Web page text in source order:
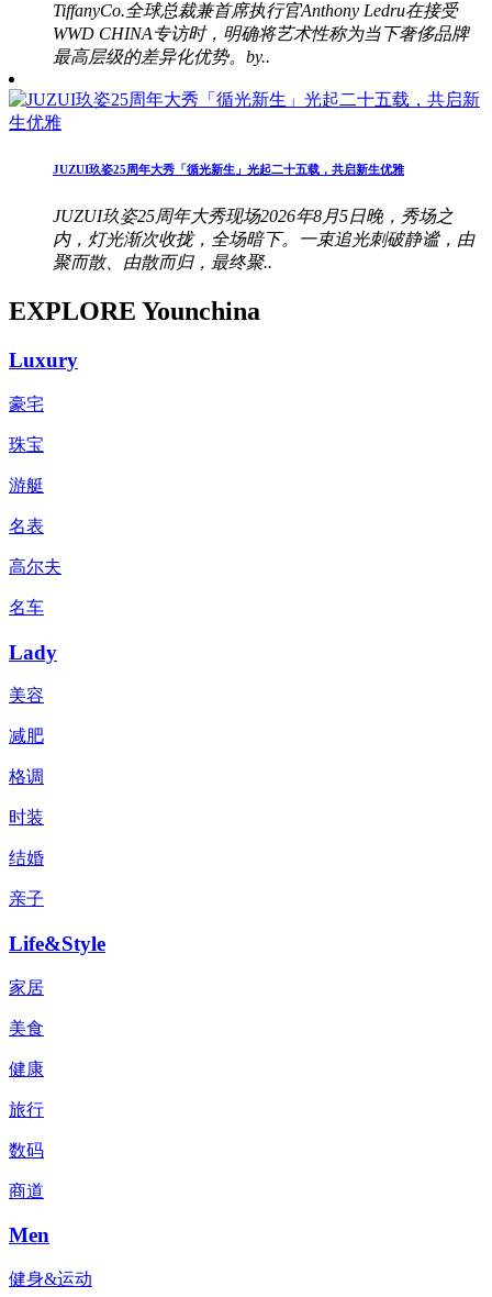
TiffanyCo.全球总裁兼首席执行官Anthony Ledru在接受
WWD CHINA专访时，明确将艺术性称为当下奢侈品牌
最高层级的差异化优势。by..
JUZUI玖姿25周年大秀「循光新生」光起二十五载，共启新生优雅
JUZUI玖姿25周年大秀现场2026年8月5日晚，秀场之
内，灯光渐次收拢，全场暗下。一束追光刺破静谧，由
聚而散、由散而归，最终聚..
EXPLORE Younchina
Luxury
豪宅
珠宝
游艇
名表
高尔夫
名车
Lady
美容
减肥
格调
时装
结婚
亲子
Life&Style
家居
美食
健康
旅行
数码
商道
Men
健身&运动